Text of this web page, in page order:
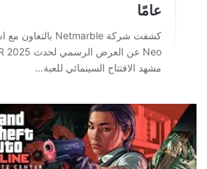
عامًا
مشهد الافتتاح السينمائي للعبة…